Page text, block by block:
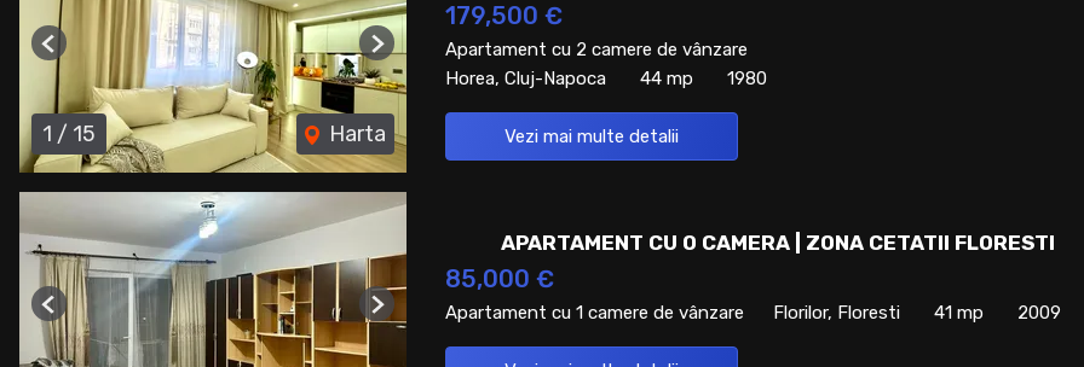
1 / 15 Harta
Previous Next
179,500 €
Apartament cu 2 camere de vânzare
Horea, Cluj-Napoca
44 mp 1980
Vezi mai multe detalii
Previous Next
APARTAMENT CU O CAMERA | ZONA CETATII FLORESTI
85,000 €
Apartament cu 1 camere de vânzare Florilor, Floresti 41 mp 2009